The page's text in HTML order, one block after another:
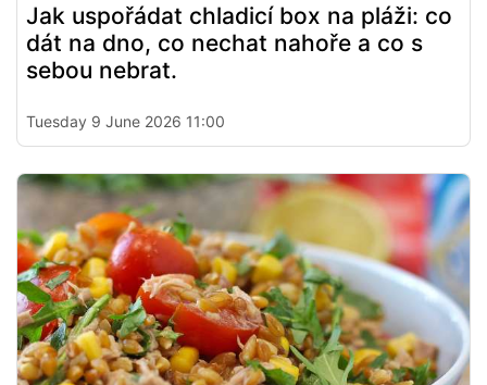
Jak uspořádat chladicí box na pláži: co
dát na dno, co nechat nahoře a co s
sebou nebrat.
Tuesday 9 June 2026 11:00